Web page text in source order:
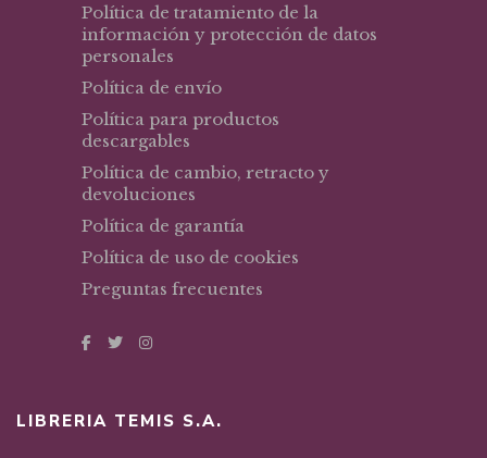
Política de tratamiento de la
información y protección de datos
personales
Política de envío
Política para productos
descargables
Política de cambio, retracto y
devoluciones
Política de garantía
Política de uso de cookies
Preguntas frecuentes
LIBRERIA TEMIS S.A.